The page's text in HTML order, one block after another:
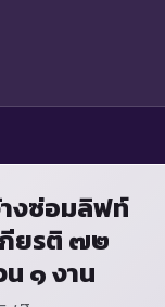
งซ่อมลิฟท์
กียรติ ๗๒
๑ งาน